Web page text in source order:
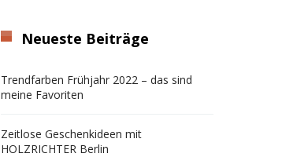
Neueste Beiträge
Trendfarben Frühjahr 2022 – das sind
meine Favoriten
Zeitlose Geschenkideen mit
HOLZRICHTER Berlin